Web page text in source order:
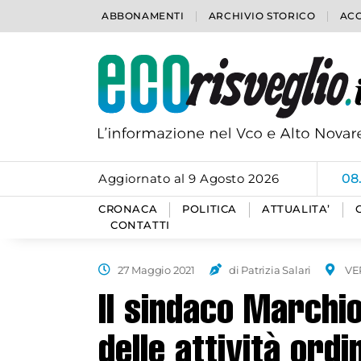
ABBONAMENTI ARCHIVIO STORICO
Aggiornato al 9 Agosto 2026
CRONACA POLITICA ATTUALITA’
CONTATTI
27 Maggio 2021 di Patrizia Salari
Il sindaco